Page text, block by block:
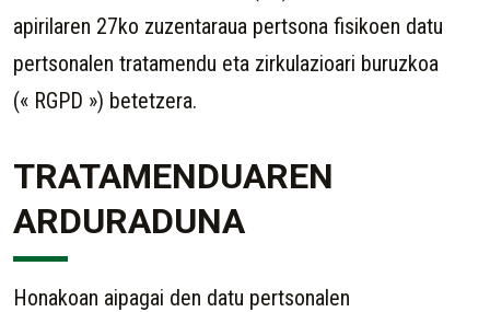
apirilaren 27ko zuzentaraua pertsona fisikoen datu
pertsonalen tratamendu eta zirkulazioari buruzkoa
(« RGPD ») betetzera.
TRATAMENDUAREN
ARDURADUNA
Honakoan aipagai den datu pertsonalen